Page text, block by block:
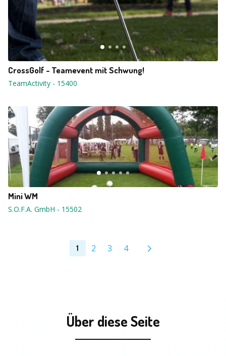
CrossGolf - Teamevent mit Schwung!
TeamActivity - 15400
Mini WM
S.O.F.A. GmbH - 15502
1 2 3 4
Über diese Seite